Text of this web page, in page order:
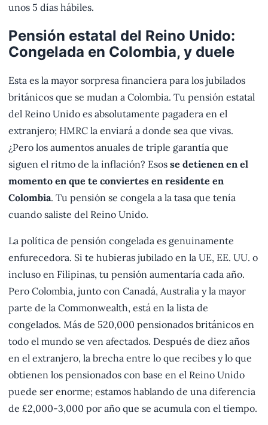
unos 5 días hábiles.
Pensión estatal del Reino Unido:
Congelada en Colombia, y duele
Esta es la mayor sorpresa financiera para los jubilados
británicos que se mudan a Colombia. Tu pensión estatal
del Reino Unido es absolutamente pagadera en el
extranjero; HMRC la enviará a donde sea que vivas.
¿Pero los aumentos anuales de triple garantía que
siguen el ritmo de la inflación? Esos se detienen en el
momento en que te conviertes en residente en
Colombia. Tu pensión se congela a la tasa que tenía
cuando saliste del Reino Unido.
La política de pensión congelada es genuinamente
enfurecedora. Si te hubieras jubilado en la UE, EE. UU. o
incluso en Filipinas, tu pensión aumentaría cada año.
Pero Colombia, junto con Canadá, Australia y la mayor
parte de la Commonwealth, está en la lista de
congelados. Más de 520,000 pensionados británicos en
todo el mundo se ven afectados. Después de diez años
en el extranjero, la brecha entre lo que recibes y lo que
obtienen los pensionados con base en el Reino Unido
puede ser enorme; estamos hablando de una diferencia
de £2,000-3,000 por año que se acumula con el tiempo.